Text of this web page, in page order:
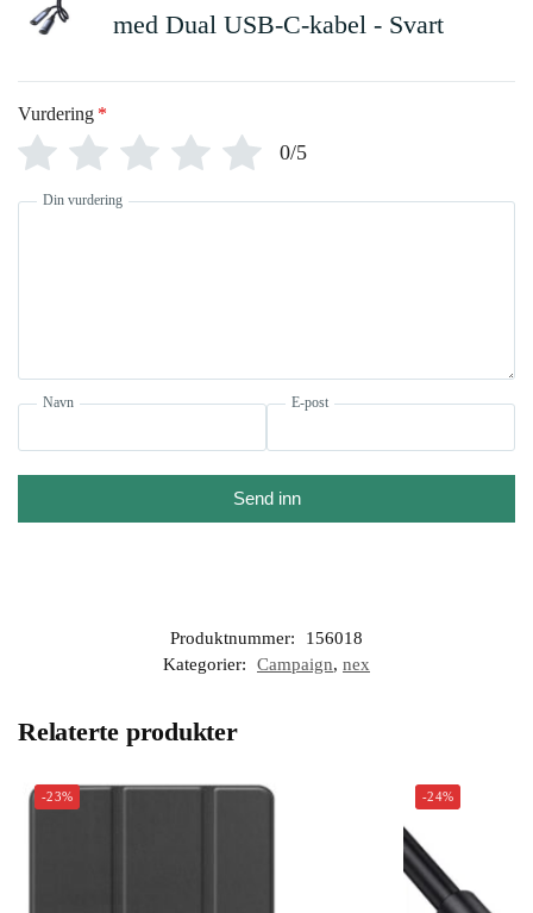
med Dual USB-C-kabel - Svart
Vurdering *
0/5
Din vurdering
Navn E-post
Send inn
Produktnummer:
156018
Kategorier:
Campaign, nex
Relaterte produkter
-23% -24%